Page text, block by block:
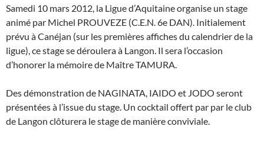
Samedi 10 mars 2012, la Ligue d’Aquitaine organise un stage
animé par Michel PROUVEZE (C.E.N. 6e DAN). Initialement
prévu à Canéjan (sur les premières affiches du calendrier de la
ligue), ce stage se déroulera à Langon. Il sera l’occasion
d’honorer la mémoire de Maître TAMURA.
Des démonstration de NAGINATA, IAIDO et JODO seront
présentées à l’issue du stage. Un cocktail offert par par le club
de Langon clôturera le stage de manière conviviale.